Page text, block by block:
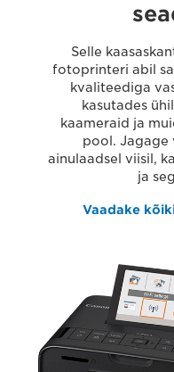
Selle
fotoprinteri abil
kvaliteediga
kasutades
kaameraid ja
pool. Jagage
ainulaadsel viisil,
ja
Vaadake